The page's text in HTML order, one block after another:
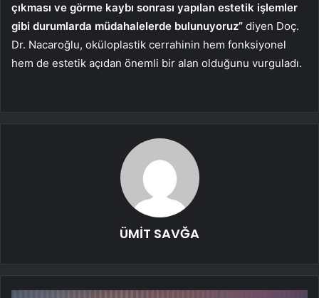
çıkması ve görme kaybı sonrası yapılan estetik işlemler
gibi durumlarda müdahalelerde bulunuyoruz” diyen Doç.
Dr. Nacaroğlu, oküloplastik cerrahinin hem fonksiyonel
hem de estetik açıdan önemli bir alan olduğunu vurguladı.
ÜMİT SAVĞA